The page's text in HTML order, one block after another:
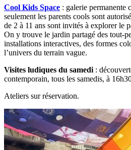
Cool Kids Space : galerie permanente
seulement les parents cools sont
de 2 à 11 ans sont invités à explorer le
On y trouve le jardin partagé des tout-
installations interactives, des formes
l’univers du terrain vague.
Visites ludiques du samedi :
contemporain, tous les samedis, à
Ateliers sur réservation.